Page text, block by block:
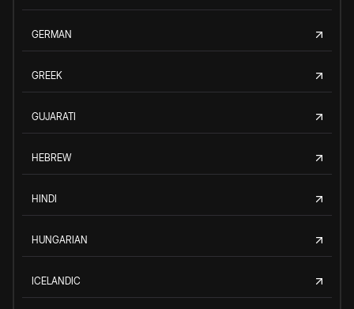
GERMAN
GREEK
GUJARATI
HEBREW
HINDI
HUNGARIAN
ICELANDIC